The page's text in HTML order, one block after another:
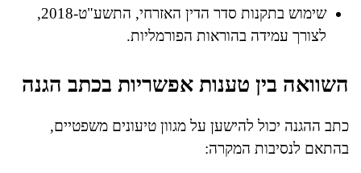
שימוש בתקנות סדר הדין האזרחי, התשע"ט-2018,
לצורך עמידה בהוראות הפורמליות.
השוואה בין טענות אפשריות בכתב הגנה
כתב ההגנה יכול להישען על מגוון טיעונים משפטיים,
בהתאם לנסיבות המקרה: